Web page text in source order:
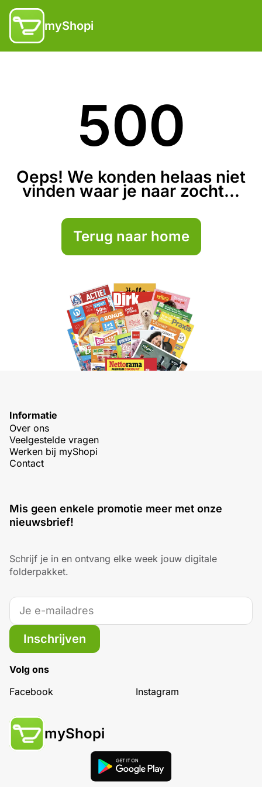
myShopi
500
Oeps! We konden helaas niet
vinden waar je naar zocht...
Terug naar home
Informatie
Over ons
Veelgestelde vragen
Werken bij myShopi
Contact
Mis geen enkele promotie meer met onze
nieuwsbrief!
Schrijf je in en ontvang elke week jouw digitale
folderpakket.
Inschrijven
Volg ons
Facebook
Instagram
myShopi